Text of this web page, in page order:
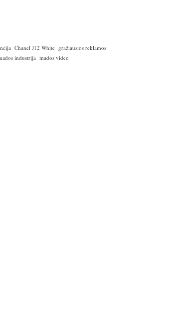
Chanel J12 White gražiausios reklamos
industrija mados video